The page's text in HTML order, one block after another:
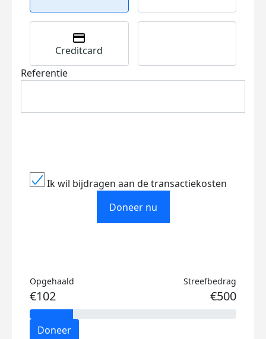
Creditcard
Referentie
Ik wil bijdragen aan de transactiekosten
Doneer nu
Opgehaald
€102
Streefbedrag
€500
Doneer